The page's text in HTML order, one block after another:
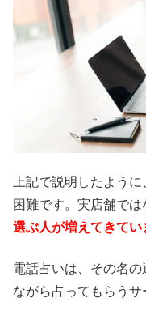
上記で説明したよう
困難です。実店舗では
選ぶ人が増えてきてい
電話占いは、その名
ながら占ってもらうサ